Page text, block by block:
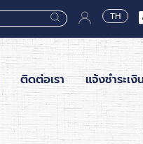
TH
ติดต่อเรา แจ้งชำระเงิ